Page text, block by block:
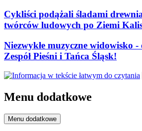
Cykliści podążali śladami
twórców ludowych po Ziemi
Niezwykłe muzyczne widowisko
Zespół Pieśni i Tańca Śląsk!
Menu dodatkowe
Menu dodatkowe